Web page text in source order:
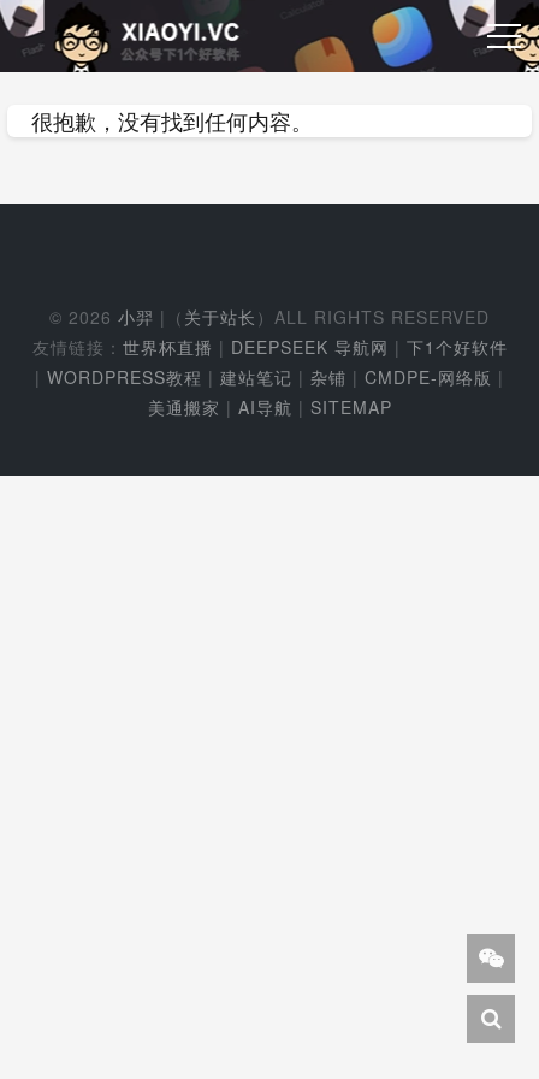
很抱歉，没有找到任何内容。
© 2026 小羿 |（ 关于站长 ）ALL RIGHTS RESERVED
友情链接： 世界杯直播 | DEEPSEEK 导航网 | 下1个好软件
| WORDPRESS教程 | 建站笔记 | 杂铺 | CMDPE-网络版 |
美通搬家 | AI导航 | SITEMAP